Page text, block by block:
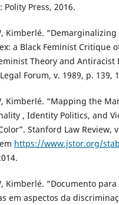
Polity Press, 2016.
Kimberlé.
a Black Feminist Critique
Theory and Antiracist
Forum, v. 1989, p. 139,
Kimberlé. “Mapping the
, Identity Politics, and
Stanford Law Review,
https://www.jstor.org/
Kimberlé. “Documento
em aspectos da